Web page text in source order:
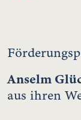
Anselm
aus ihren